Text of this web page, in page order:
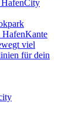
HafenCity
HafenKante
viel
für dein